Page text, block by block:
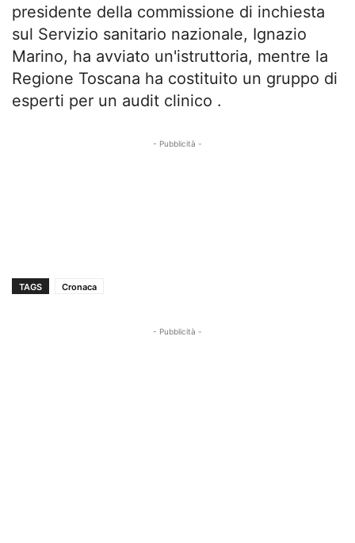
presidente della commissione di inchiesta
sul Servizio sanitario nazionale, Ignazio
Marino, ha avviato un'istruttoria, mentre la
Regione Toscana ha costituito un gruppo di
esperti per un audit clinico .
- Pubblicità -
TAGS Cronaca
- Pubblicità -